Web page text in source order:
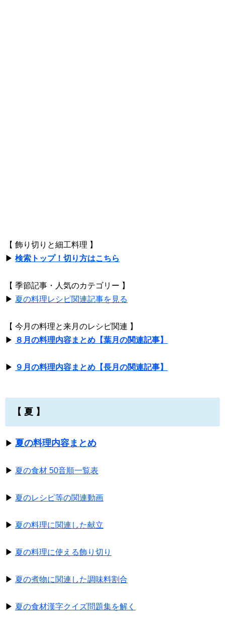
【 飾り切りと細工料理 】
▶ 検索トップ！切り方はこちら
【 季節記事・人気のカテゴリー 】
▶ 夏の料理レシピ関連記事を見る
【 今月の料理と来月のレシピ関連 】
▶ ８月の料理内容まとめ【葉月の関連記事】
▶ ９月の料理内容まとめ【長月の関連記事】
【 夏 】
▶ 夏の料理内容まとめ
▶ 夏の食材 50音順一覧表
▶ 夏のレシピ等の関連動画
▶ 夏の料理に関連した献立
▶ 夏の料理に使える飾り切り
▶ 夏の煮物に関連した調味料割合
▶ 夏の食材漢字クイズ問題集を解く